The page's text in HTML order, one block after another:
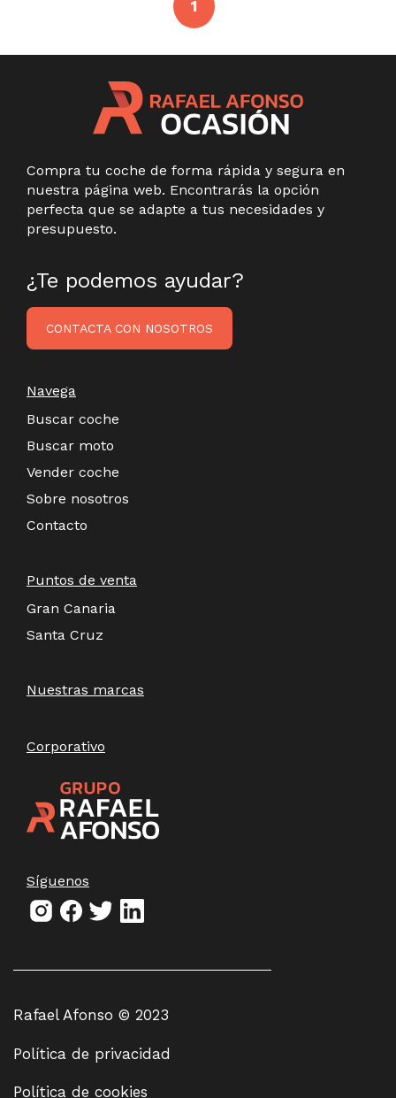
1
Compra tu coche de forma rápida y segura en
nuestra página web. Encontrarás la opción
perfecta que se adapte a tus necesidades y
presupuesto.
¿Te podemos ayudar?
CONTACTA CON NOSOTROS
Navega
Buscar coche
Buscar moto
Vender coche
Sobre nosotros
Contacto
Puntos de venta
Gran Canaria
Santa Cruz
Nuestras marcas
Corporativo
Síguenos
Rafael Afonso © 2023
Política de privacidad
Política de cookies